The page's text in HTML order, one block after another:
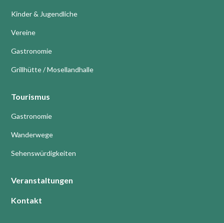
Kinder & Jugendliche
Vereine
Gastronomie
Grillhütte / Mosellandhalle
Tourismus
Gastronomie
Wanderwege
Sehenswürdigkeiten
Veranstaltungen
Kontakt